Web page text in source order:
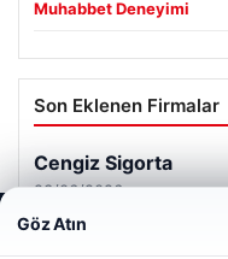
Muhabbet Deneyimi
Son Eklenen Firmalar
Cengiz Sigorta
23/06/2026
Web sitemizi nasıl
deneyiminizi
Göz Atın